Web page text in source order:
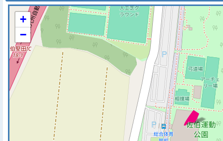
※ マップを検索、表示
+
−